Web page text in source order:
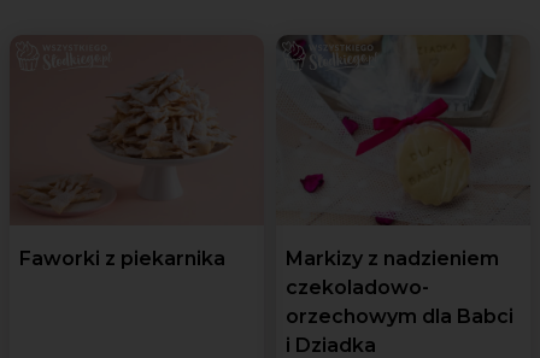
Faworki z piekarnika
Markizy z nadzieniem
czekoladowo-
orzechowym dla Babci
i Dziadka